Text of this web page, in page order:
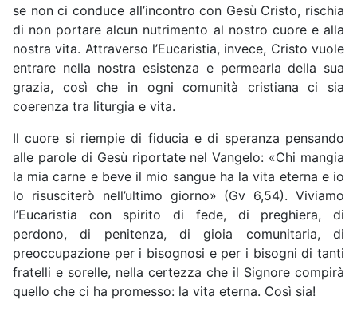
se non ci conduce all’incontro con Gesù Cristo, rischia
di non portare alcun nutrimento al nostro cuore e alla
nostra vita. Attraverso l’Eucaristia, invece, Cristo vuole
entrare nella nostra esistenza e permearla della sua
grazia, così che in ogni comunità cristiana ci sia
coerenza tra liturgia e vita.
Il cuore si riempie di fiducia e di speranza pensando
alle parole di Gesù riportate nel Vangelo: «Chi mangia
la mia carne e beve il mio sangue ha la vita eterna e io
lo risusciterò nell’ultimo giorno» (Gv 6,54). Viviamo
l’Eucaristia con spirito di fede, di preghiera, di
perdono, di penitenza, di gioia comunitaria, di
preoccupazione per i bisognosi e per i bisogni di tanti
fratelli e sorelle, nella certezza che il Signore compirà
quello che ci ha promesso: la vita eterna. Così sia!